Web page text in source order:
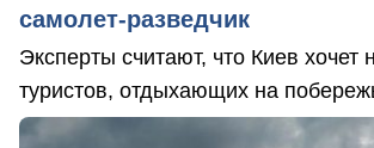
самолет-разведчик
Эксперты считают, что Киев хочет
туристов, отдыхающих на